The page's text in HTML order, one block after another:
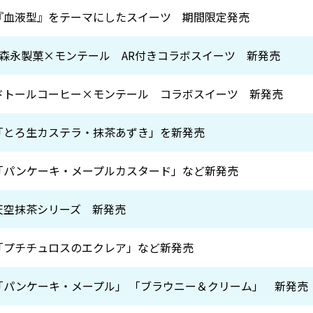
液型』をテーマにしたスイーツ 期間限定発売
永製菓×モンテール AR付きコラボスイーツ 新発売
ールコーヒー×モンテール コラボスイーツ 新発売
ろ生カステラ・抹茶あずき」を新発売
ンケーキ・メープルカスタード」など新発売
抹茶シリーズ 新発売
チチュロスのエクレア」など新発売
ンケーキ・メープル」 「ブラウニー＆クリーム」 新発売